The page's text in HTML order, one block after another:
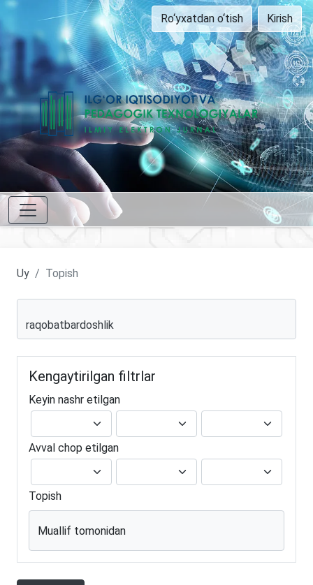
Ro‘yxatdan o‘tish Kirish
Uy Topish
Kengaytirilgan filtrlar
Keyin nashr etilgan
Avval chop etilgan
Topish
Muallif tomonidan